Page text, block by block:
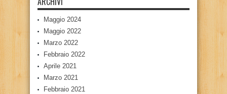
Maggio 2024
Maggio 2022
Marzo 2022
Febbraio 2022
Aprile 2021
Marzo 2021
Febbraio 2021